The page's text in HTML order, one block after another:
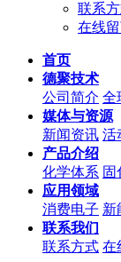
联系
在线
首页
德聚技术
公司简介 全
媒体与资源
新闻资讯 活
产品介绍
化学体系 固
应用领域
消费电子 新
联系我们
联系方式 在